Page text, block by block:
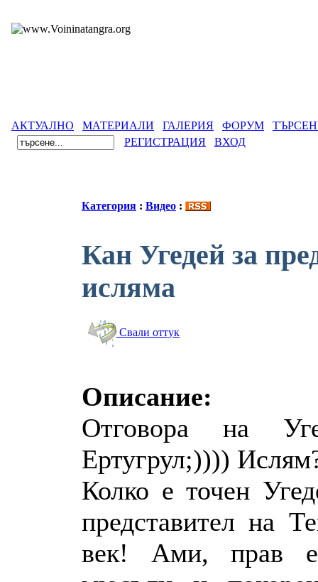
АКТУАЛНО МАТЕРИАЛИ ГАЛЕРИЯ ФОРУМ
РЕГИСТРАЦИЯ
ВХОД
Категория : Видео :
Кан Угедей за
исляма
Свали оттук
Описание:
Отговора на
Ертугрул;))))
Колко е точен
представител на
век! Ами, прав